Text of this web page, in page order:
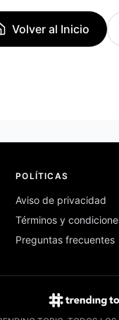
Volver al Inicio
POLÍTICAS
Aviso de privacidad
Términos y
Preguntas frecuentes